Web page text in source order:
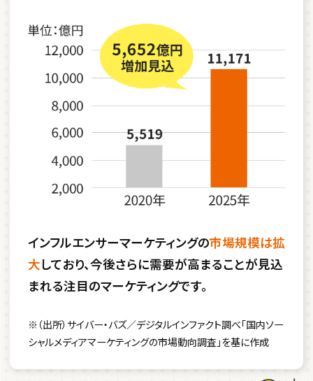
インフルエンサーマーケティングの市場規模は拡
大しており、今後さらに需要が高まることが見込
まれる注目のマーケティングです。
※（出所）サイバー・バズ／デジタルインファクト調べ「国内ソー
シャルメディアマーケティングの市場動向調査」を基に作成